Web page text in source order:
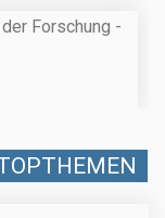
Forschung -